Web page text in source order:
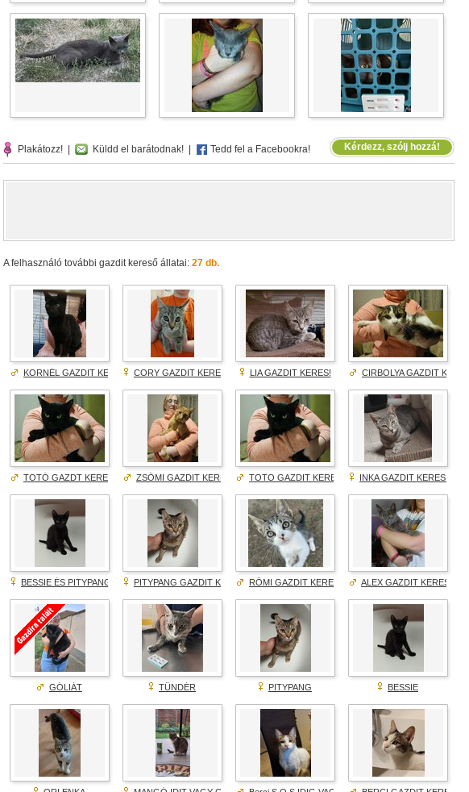
Plakátozz! Küldd el barátodnak! Tedd fel a Facebookra! Kérdezz, szólj hozzá!
A felhasználó további gazdit kereső állatai: 27 db.
KORNÉL GAZDIT KERES! CORY GAZDIT KERES! LIA GAZDIT KERES! CIRBOLYA GAZDIT KERES!
TOTÓ GAZDT KERES! ZSÖMI GAZDIT KERES! TOTO GAZDIT KERES! INKA GAZDIT KERES!
BESSIE ÉS PITYPANG GAZDIT KERESNEK!
PITYPANG GAZDIT KERES! RÖMI GAZDIT KERES! ALEX GAZDIT KERES!
GÓLIÁT TÜNDÉR PITYPANG BESSIE